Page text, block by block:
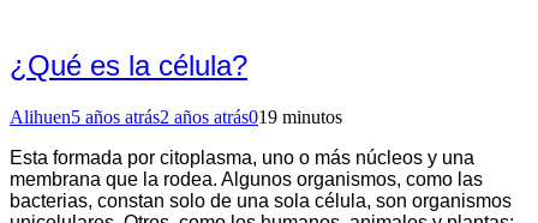
¿Qué es la célula?
Alihuen5 años atrás2 años atrás019 minutos
Esta formada por citoplasma, uno o más núcleos y una
membrana que la rodea. Algunos organismos, como las
bacterias, constan solo de una sola célula, son organismos